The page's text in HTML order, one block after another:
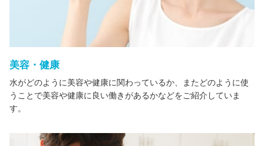
美容・健康
水がどのように美容や健康に関わっているか、またどのように使
うことで美容や健康に良い働きがあるかなどをご紹介していま
す。